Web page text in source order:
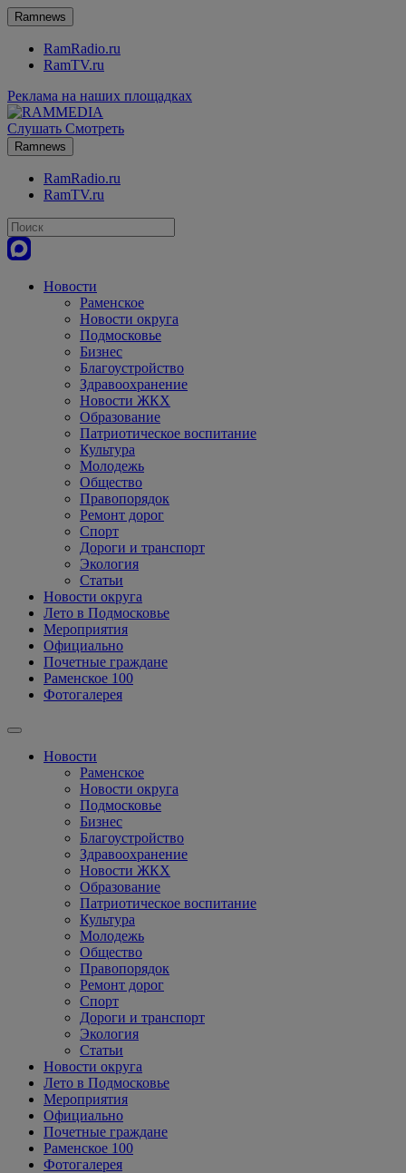
Ramnews
RamRadio.ru
RamTV.ru
Реклама на наших площадках
Слушать Смотреть
Ramnews
RamRadio.ru
RamTV.ru
Новости
Раменское
Новости округа
Подмосковье
Бизнес
Благоустройство
Здравоохранение
Новости ЖКХ
Образование
Патриотическое воспитание
Культура
Молодежь
Общество
Правопорядок
Ремонт дорог
Спорт
Дороги и транспорт
Экология
Статьи
Новости округа
Лето в Подмосковье
Мероприятия
Официально
Почетные граждане
Раменское 100
Фотогалерея
Новости
Раменское
Новости округа
Подмосковье
Бизнес
Благоустройство
Здравоохранение
Новости ЖКХ
Образование
Патриотическое воспитание
Культура
Молодежь
Общество
Правопорядок
Ремонт дорог
Спорт
Дороги и транспорт
Экология
Статьи
Новости округа
Лето в Подмосковье
Мероприятия
Официально
Почетные граждане
Раменское 100
Фотогалерея